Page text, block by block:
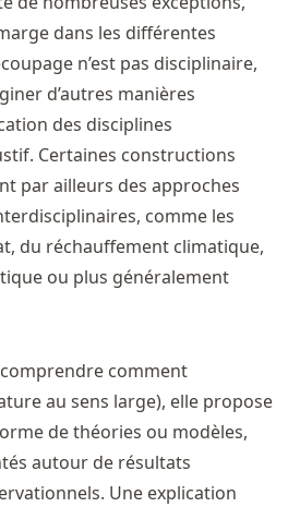
dans les différentes
n’est pas disciplinaire,
d’autres manières
des disciplines
Certaines constructions
par ailleurs des approches
comme les
du réchauffement climatique,
ou plus généralement
comprendre comment
au sens large), elle propose
de théories ou modèles,
autour de résultats
Une explication